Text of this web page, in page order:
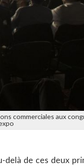
commerciales aux
delà de ces deux